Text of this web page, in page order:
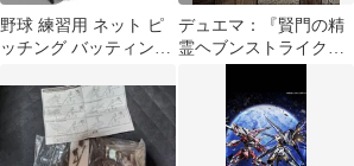
野球 練習用 ネット ピ
ッチング バッティング
クゾーン M25815-48
デュエマ：『賢門の精
霊ヘブンストライク』